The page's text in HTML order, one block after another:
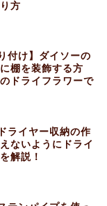
方
付け】ダイソーの
棚を装飾する方
ドライフラワーで
ライヤー収納の作
ないようにドライ
解説！